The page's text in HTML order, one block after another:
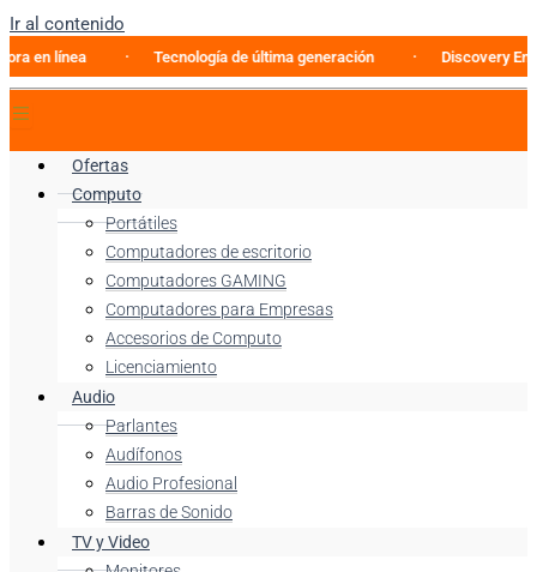
Ir al contenido
línea Tecnología de última generación Discovery
Ofertas
Computo
Portátiles
Computadores de escritorio
Computadores GAMING
Computadores para Empresas
Accesorios de Computo
Licenciamiento
Audio
Parlantes
Audífonos
Audio Profesional
Barras de Sonido
TV y Video